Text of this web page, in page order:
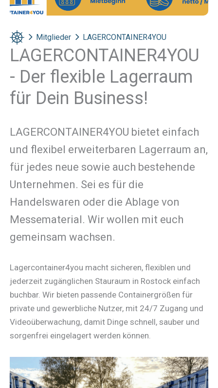
Mitglieder LAGERCONTAINER4YOU
LAGERCONTAINER4YOU
- Der flexible Lagerraum
für Dein Business!
LAGERCONTAINER4YOU bietet einfach
und flexibel erweiterbaren Lagerraum an,
für jedes neue sowie auch bestehende
Unternehmen. Sei es für die
Handelswaren oder die Ablage von
Messematerial. Wir wollen mit euch
gemeinsam wachsen.
Lagercontainer4you macht sicheren, flexiblen und
jederzeit zugänglichen Stauraum in Rostock einfach
buchbar. Wir bieten passende Containergrößen für
private und gewerbliche Nutzer, mit 24/7 Zugang und
Videoüberwachung, damit Dinge schnell, sauber und
sorgenfrei eingelagert werden können.